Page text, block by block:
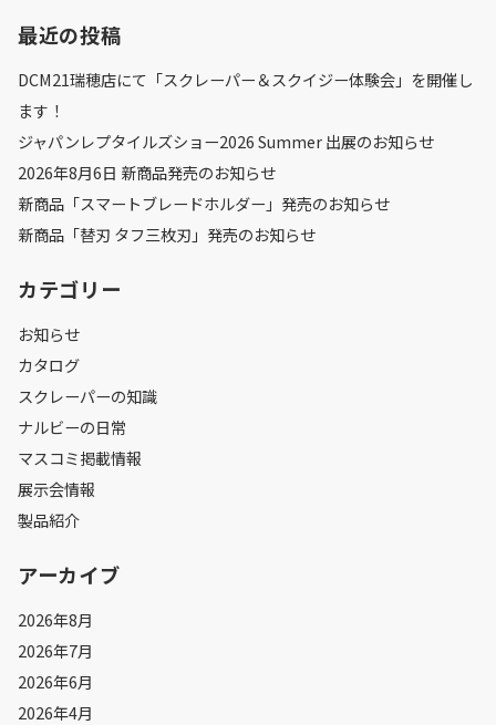
最近の投稿
DCM21瑞穂店にて「スクレーパー＆スクイジー体験会」を開催し
ます！
ジャパンレプタイルズショー2026 Summer 出展のお知らせ
2026年8月6日 新商品発売のお知らせ
新商品「スマートブレードホルダー」発売のお知らせ
新商品「替刃 タフ三枚刃」発売のお知らせ
カテゴリー
お知らせ
カタログ
スクレーパーの知識
ナルビーの日常
マスコミ掲載情報
展示会情報
製品紹介
アーカイブ
2026年8月
2026年7月
2026年6月
2026年4月